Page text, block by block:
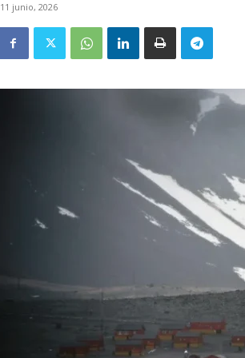
11 junio, 2026